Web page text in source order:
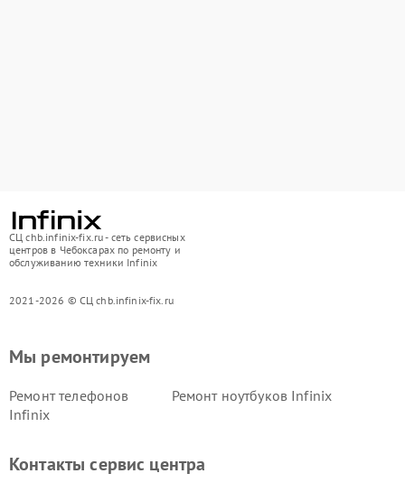
СЦ chb.infinix-fix.ru - сеть сервисных
центров в Чебоксарах по ремонту и
обслуживанию техники Infinix
2021-2026 © СЦ chb.infinix-fix.ru
Мы ремонтируем
Ремонт телефонов
Infinix
Ремонт ноутбуков Infinix
Контакты сервис центра